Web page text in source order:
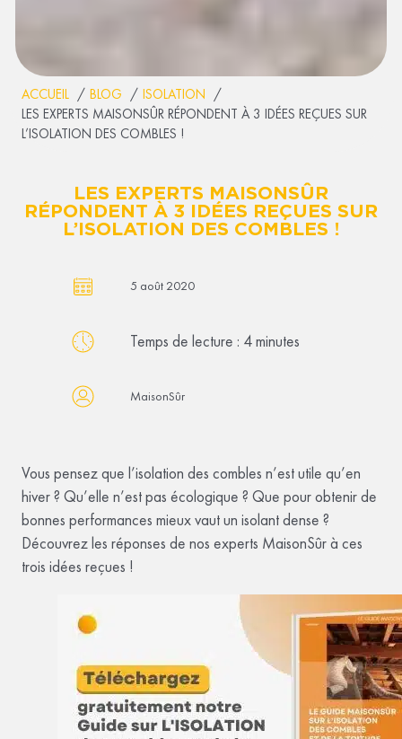
ACCUEIL BLOG
ISOLATION
LES EXPERTS MAISONSÛR RÉPONDENT À 3 IDÉES REÇUES SUR
L’ISOLATION DES COMBLES !
LES EXPERTS MAISONSÛR
RÉPONDENT À 3 IDÉES REÇUES SUR
L’ISOLATION DES COMBLES !
5 août 2020
Temps de lecture : 4minutes
MaisonSûr
Vous pensez que l’isolation des combles n’est utile qu’en
hiver ? Qu’elle n’est pas écologique ? Que pour obtenir de
bonnes performances mieux vaut un isolant dense ?
Découvrez les réponses de nos experts MaisonSûr à ces
trois idées reçues !